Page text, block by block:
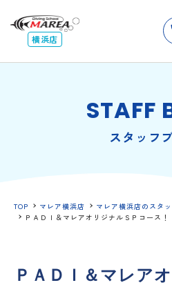
横浜店
STAFF
スタッフ
TOP マレア横浜店
マレア横浜店のスタ
ＰＡＤＩ＆マレアオリジナルＳＰコース！
ＰＡＤＩ＆マレア